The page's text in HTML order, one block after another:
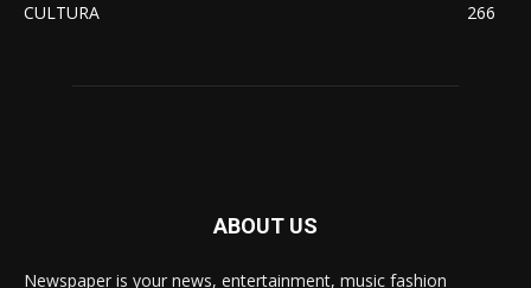
CULTURA
266
ABOUT US
Newspaper is your news, entertainment, music fashion